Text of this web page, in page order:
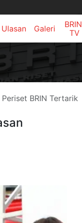
Ulasan Galeri
BRIN
TV
BRIN Tertarik